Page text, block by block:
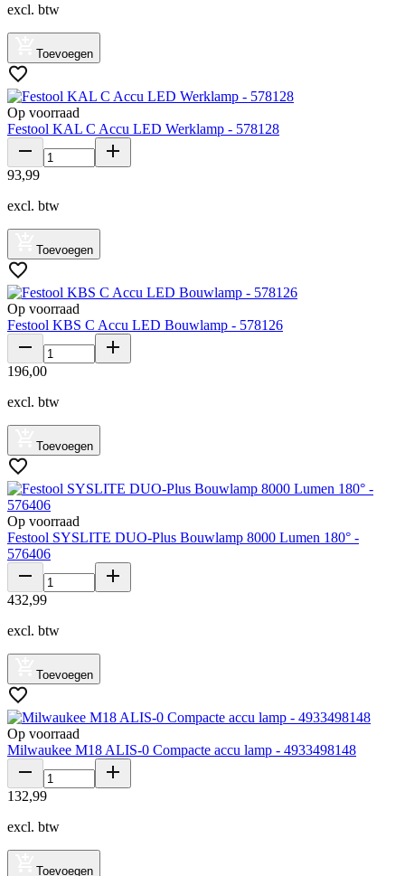
excl. btw
Toevoegen
Op voorraad
Festool KAL C Accu LED Werklamp - 578128
93,99
excl. btw
Toevoegen
Op voorraad
Festool KBS C Accu LED Bouwlamp - 578126
196,00
excl. btw
Toevoegen
Op voorraad
Festool SYSLITE DUO-Plus Bouwlamp 8000 Lumen 180° -
576406
432,99
excl. btw
Toevoegen
Op voorraad
Milwaukee M18 ALIS-0 Compacte accu lamp - 4933498148
132,99
excl. btw
Toevoegen